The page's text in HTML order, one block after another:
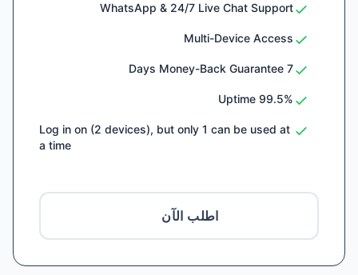
WhatsApp & 24/7 Live Chat Support
Multi-Device Access
7 Days Money-Back Guarantee
99.5% Uptime
Log in on (2 devices), but only 1 can be used at
a time
اطلب الآن